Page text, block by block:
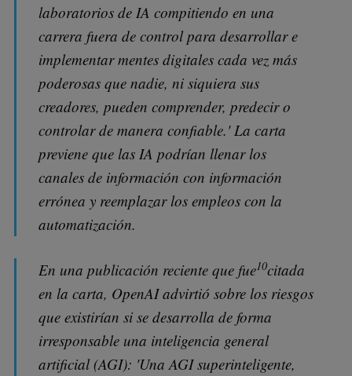
laboratorios de IA compitiendo en una
carrera fuera de control para desarrollar e
implementar mentes digitales cada vez más
poderosas que nadie, ni siquiera sus
creadores, pueden comprender, predecir o
controlar de manera confiable.' La carta
previene que las IA podrían llenar los
canales de información con información
errónea y reemplazar los empleos con la
automatización.
En una publicación reciente que fue10citada
en la carta, OpenAI advirtió sobre los riesgos
que existirían si se desarrolla de forma
irresponsable una inteligencia general
artificial (AGI): 'Una AGI superinteligente,